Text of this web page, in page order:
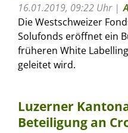
16.01.2019, 09:22 Uhr
Die Westschweizer
Solufonds eröffnet ein
früheren White
geleitet wird.
Luzerner
Beteiligung an